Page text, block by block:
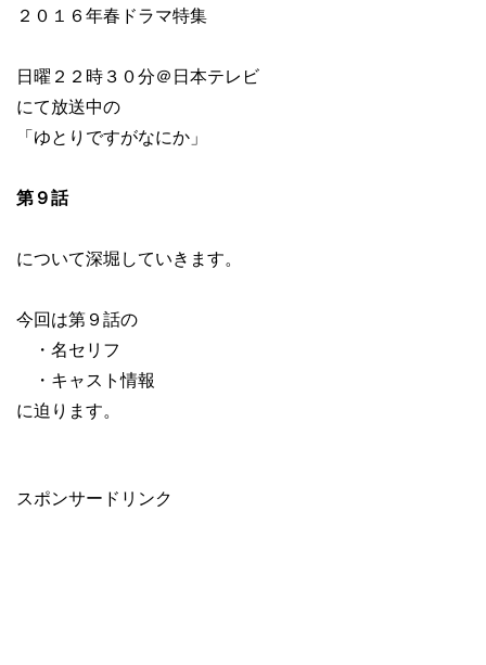
２０１６年春ドラマ特集
日曜２２時３０分＠日本テレビ
にて放送中の
「ゆとりですがなにか」
第９話
について深堀していきます。
今回は第９話の
・名セリフ
・キャスト情報
に迫ります。
スポンサードリンク